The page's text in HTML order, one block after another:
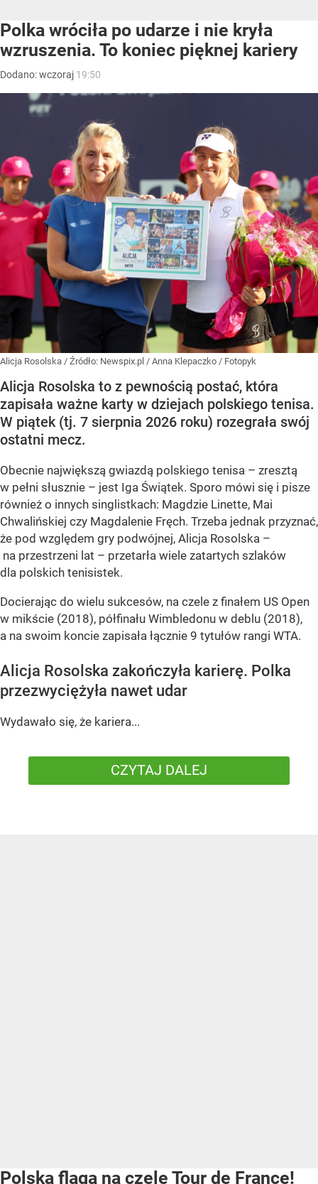
Polka wróciła po udarze i nie kryła
wzruszenia. To koniec pięknej kariery
Dodano:wczoraj 19:50
Alicja Rosolska / Źródło: Newspix.pl / Anna Klepaczko / Fotopyk
Alicja Rosolska to z pewnością postać, która
zapisała ważne karty w dziejach polskiego tenisa.
W piątek (tj. 7 sierpnia 2026 roku) rozegrała swój
ostatni mecz.
Obecnie największą gwiazdą polskiego tenisa – zresztą
w pełni słusznie – jest Iga Świątek. Sporo mówi się i pisze
również o innych singlistkach: Magdzie Linette, Mai
Chwalińskiej czy Magdalenie Fręch. Trzeba jednak przyznać,
że pod względem gry podwójnej, Alicja Rosolska –
na przestrzeni lat – przetarła wiele zatartych szlaków
dla polskich tenisistek.
Docierając do wielu sukcesów, na czele z finałem US Open
w mikście (2018), półfinału Wimbledonu w deblu (2018),
a na swoim koncie zapisała łącznie 9 tytułów rangi WTA.
Alicja Rosolska zakończyła karierę. Polka
przezwyciężyła nawet udar
Wydawało się, że kariera...
CZYTAJ DALEJ
Polska flaga na czele Tour de France!